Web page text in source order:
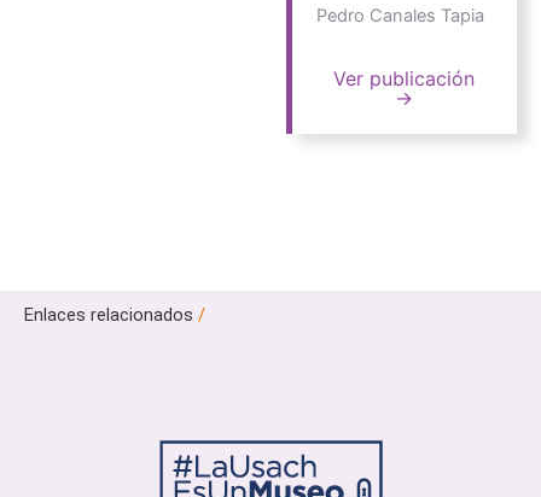
Pedro Canales Tapia
Ver publicación
→
Enlaces relacionados /